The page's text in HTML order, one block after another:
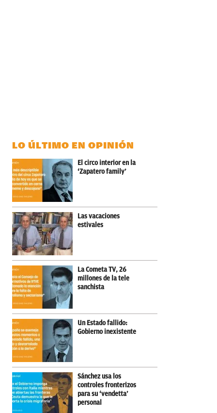
LO ÚLTIMO EN OPINIÓN
El circo interior en la
‘Zapatero family’
Las vacaciones
estivales
La Cometa TV, 26
millones de la tele
sanchista
Un Estado fallido:
Gobierno inexistente
Sánchez usa los
controles fronterizos
para su ‘vendetta’
personal